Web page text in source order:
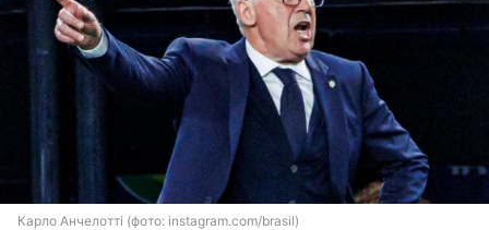
Карло Анчелотті (фото: instagram.com/brasil)